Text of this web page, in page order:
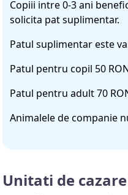
Copiii intre 0-3 ani
solicita pat suplimentar.
Patul suplimentar este
Patul pentru copil 50
Patul pentru adult 70
Animalele de companie
Unitati de